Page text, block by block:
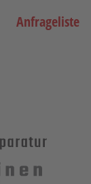
Anfrageliste